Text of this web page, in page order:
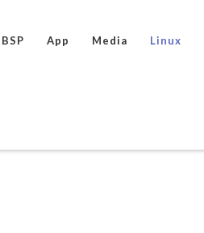
BSP App Media Linux